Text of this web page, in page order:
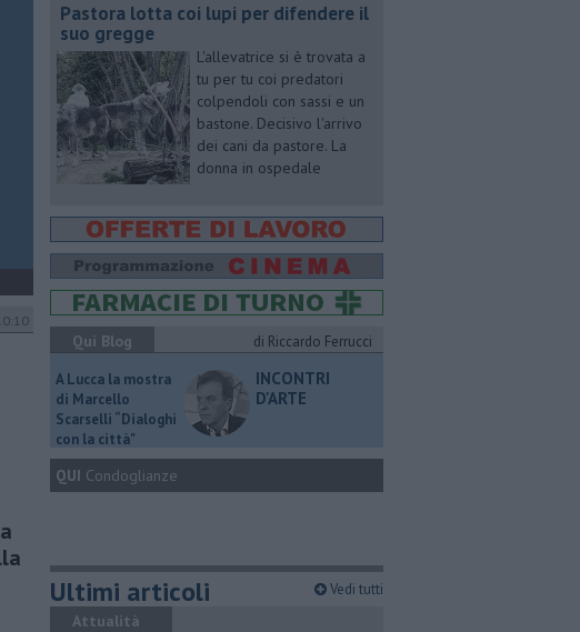
Pastora lotta coi lupi per difendere il
suo gregge
L'allevatrice si è trovata a
tu per tu coi predatori
colpendoli con sassi e un
bastone. Decisivo l'arrivo
dei cani da pastore. La
donna in ospedale
Qui Blog
di Riccardo Ferrucci
A Lucca la mostra
di Marcello
Scarselli “Dialoghi
con la città"
INCONTRI
D'ARTE
QUI Condoglianze
Ultimi articoli Vedi tutti
Attualità